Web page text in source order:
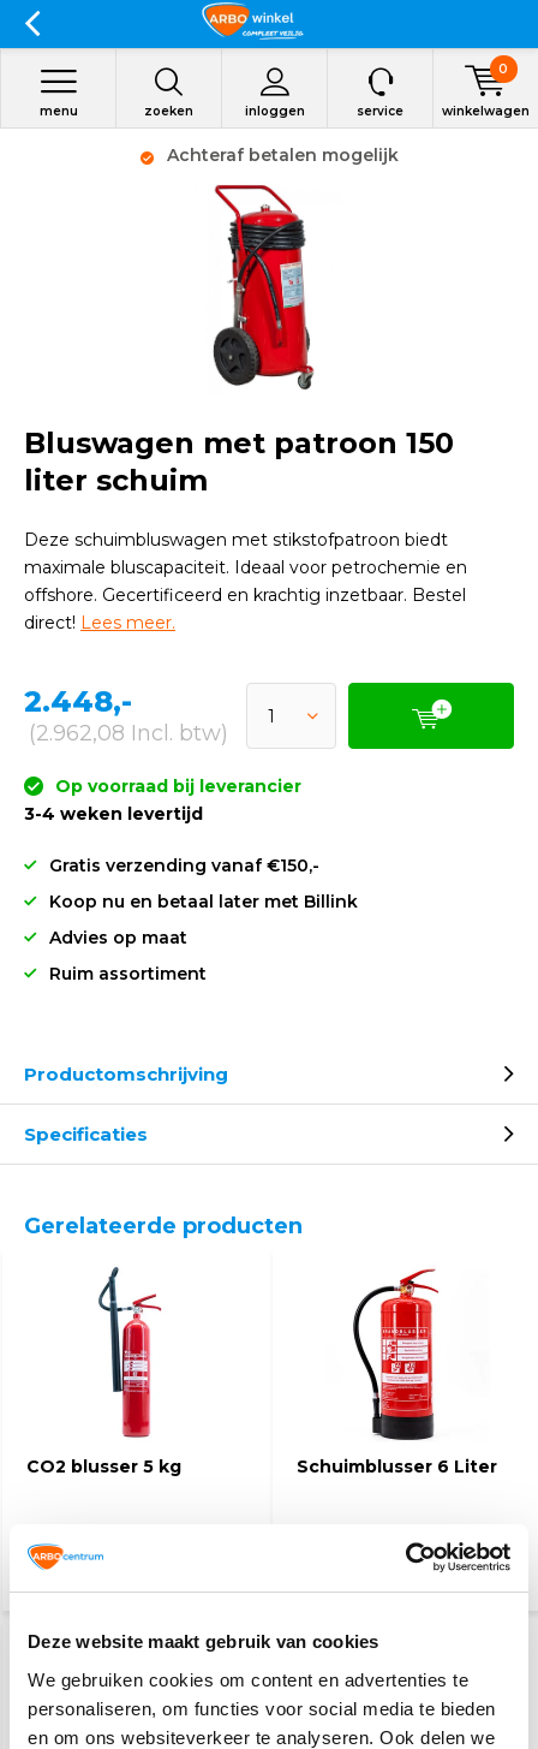
Deze website maakt gebruik van cookies
We gebruiken cookies om content en advertenties te
personaliseren, om functies voor social media te bieden
en om ons websiteverkeer te analyseren. Ook delen we
zoeken inloggen
menu service winkelwagen
0
Achteraf betalen mogelijk
Bluswagen met patroon 150
liter schuim
Deze schuimbluswagen met stikstofpatroon biedt
maximale bluscapaciteit. Ideaal voor petrochemie en
offshore. Gecertificeerd en krachtig inzetbaar. Bestel
direct! Lees meer.
2.448,-
(2.962,08 Incl. btw)
Op voorraad bij leverancier
3-4 weken levertijd
Gratis verzending vanaf €150,-
Koop nu en betaal later met Billink
Advies op maat
Ruim assortiment
Productomschrijving
Specificaties
Gerelateerde producten
CO2 blusser 5 kg
79,9576,50
Schuimblusser 6 Liter